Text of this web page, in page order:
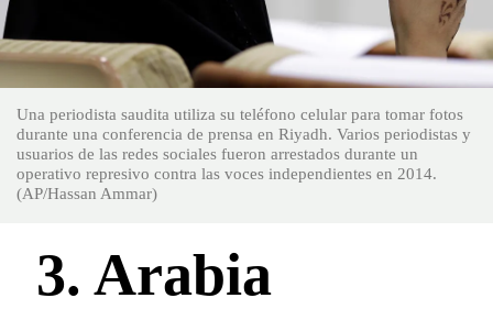
Una periodista saudita utiliza su teléfono celular para tomar fotos
durante una conferencia de prensa en Riyadh. Varios periodistas y
usuarios de las redes sociales fueron arrestados durante un
operativo represivo contra las voces independientes en 2014.
(AP/Hassan Ammar)
3. Arabia